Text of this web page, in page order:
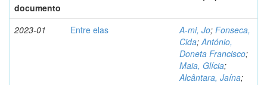
documento
2023-01 Entre elas A-mi, Jo; Fonseca,
Cida;António,
Doneta Francisco;
Maia, Glícia;
Alcântara, Jaína;